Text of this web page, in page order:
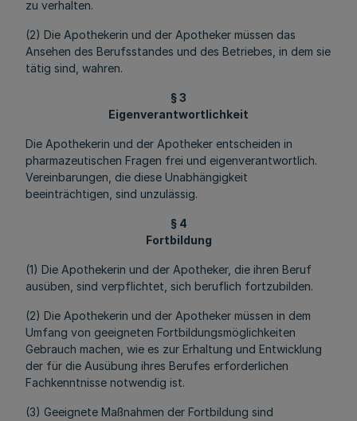
zu verhalten.
(2) Die Apothekerin und der Apotheker müssen das
Ansehen des Berufsstandes und des Betriebes, in dem sie
tätig sind, wahren.
§ 3
Eigenverantwortlichkeit
Die Apothekerin und der Apotheker entscheiden in
pharmazeutischen Fragen frei und eigenverantwortlich.
Vereinbarungen, die diese Unabhängigkeit
beeinträchtigen, sind unzulässig.
§ 4
Fortbildung
(1) Die Apothekerin und der Apotheker, die ihren Beruf
ausüben, sind verpflichtet, sich beruflich fortzubilden.
(2) Die Apothekerin und der Apotheker müssen in dem
Umfang von geeigneten Fortbildungsmöglichkeiten
Gebrauch machen, wie es zur Erhaltung und Entwicklung
der für die Ausübung ihres Berufes erforderlichen
Fachkenntnisse notwendig ist.
(3) Geeignete Maßnahmen der Fortbildung sind